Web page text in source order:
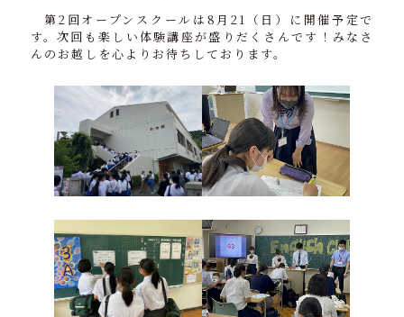
第2回オープンスクールは8月21（日）に開催予定で
す。次回も楽しい体験講座が盛りだくさんです！みなさ
んのお越しを心よりお待ちしております。